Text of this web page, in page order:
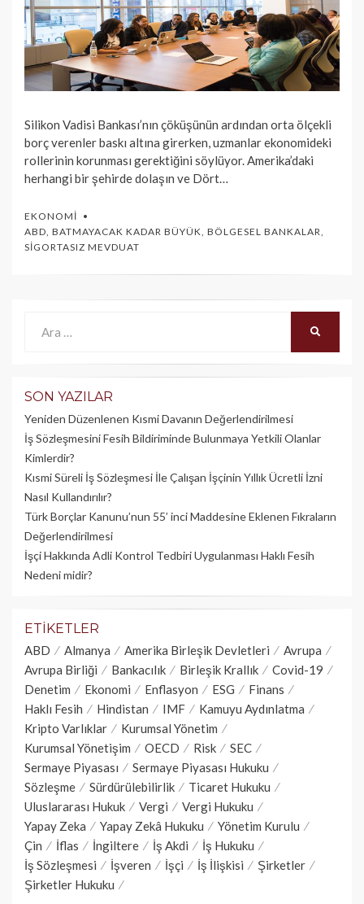
Silikon Vadisi Bankası’nın çöküşünün ardından orta ölçekli
borç verenler baskı altına girerken, uzmanlar ekonomideki
rollerinin korunması gerektiğini söylüyor. Amerika’daki
herhangi bir şehirde dolaşın ve Dört…
EKONOMI
ABD BATMAYACAK KADAR BÜYÜK BÖLGESEL BANKALAR
SIGORTASIZ MEVDUAT
SON YAZILAR
Yeniden Düzenlenen Kısmi Davanın Değerlendirilmesi
İş Sözleşmesini Fesih Bildiriminde Bulunmaya Yetkili Olanlar
Kimlerdir?
Kısmi Süreli İş Sözleşmesi İle Çalışan İşçinin Yıllık Üc­retli İzni
Nasıl Kullandırılır?
Türk Borçlar Kanunu’nun 55’ inci Maddesine Eklenen Fıkraların
Değerlendirilmesi
İşçi Hakkında Adli Kontrol Tedbiri Uygulanması Haklı Fesih
Nedeni midir?
ETIKETLER
ABD Almanya Amerika Birleşik Devletleri
Avrupa
Avrupa Birliği
Bankacılık Birleşik Krallık
Covid-19
Denetim
Ekonomi Enflasyon ESG
Finans
Haklı Fesih
Hindistan IMF
Kamuyu Aydınlatma
Kripto Varlıklar
Kurumsal Yönetim
Kurumsal Yönetişim
OECD Risk
SEC
Sermaye Piyasası
Sermaye Piyasası Hukuku
Sözleşme
Sürdürülebilirlik
Ticaret Hukuku
Uluslararası Hukuk
Vergi
Vergi Hukuku
Yapay Zeka
Yapay Zekâ Hukuku
Yönetim Kurulu
Çin
İflas İngiltere İş Akdi
İş Hukuku
İş Sözleşmesi
İşveren İşçi İş İlişkisi
Şirketler
Şirketler Hukuku